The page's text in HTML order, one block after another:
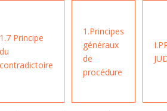
1.7 Principe
du
contradictoire
1.Principes
généraux
de
procédure